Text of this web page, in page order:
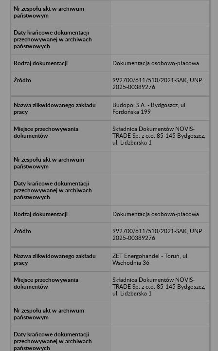
Dokumentacja osobowo-płacowa
992700/611/510/2021-SAK; UNP:
2025-00389276
Budopol S.A. - Bydgoszcz, ul.
Fordońska 199
Składnica Dokumentów NOVIS-
TRADE Sp. z o.o. 85-145 Bydgoszcz,
ul. Lidzbarska 1
Dokumentacja osobowo-płacowa
992700/611/510/2021-SAK; UNP:
2025-00389276
ZET Energohandel - Toruń, ul.
Wschodnia 36
Składnica Dokumentów NOVIS-
TRADE Sp. z o.o. 85-145 Bydgoszcz,
ul. Lidzbarska 1